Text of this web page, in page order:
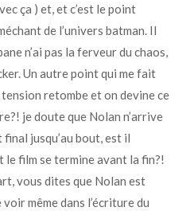
ça ) et, et c’est le point
de l’univers batman. Il
n’ai pas la ferveur du chaos,
Un autre point qui me fait
retombe et on devine ce
je doute que Nolan n’arrive
jusqu’au bout, est il
le film se termine avant la fin?!
vous dites que Nolan est
même dans l’écriture du